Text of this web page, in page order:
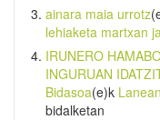
ainara maia urrotz
lehiaketa martxan
IRUNERO
INGURUAN
Bidasoa(e)k
bidalketan